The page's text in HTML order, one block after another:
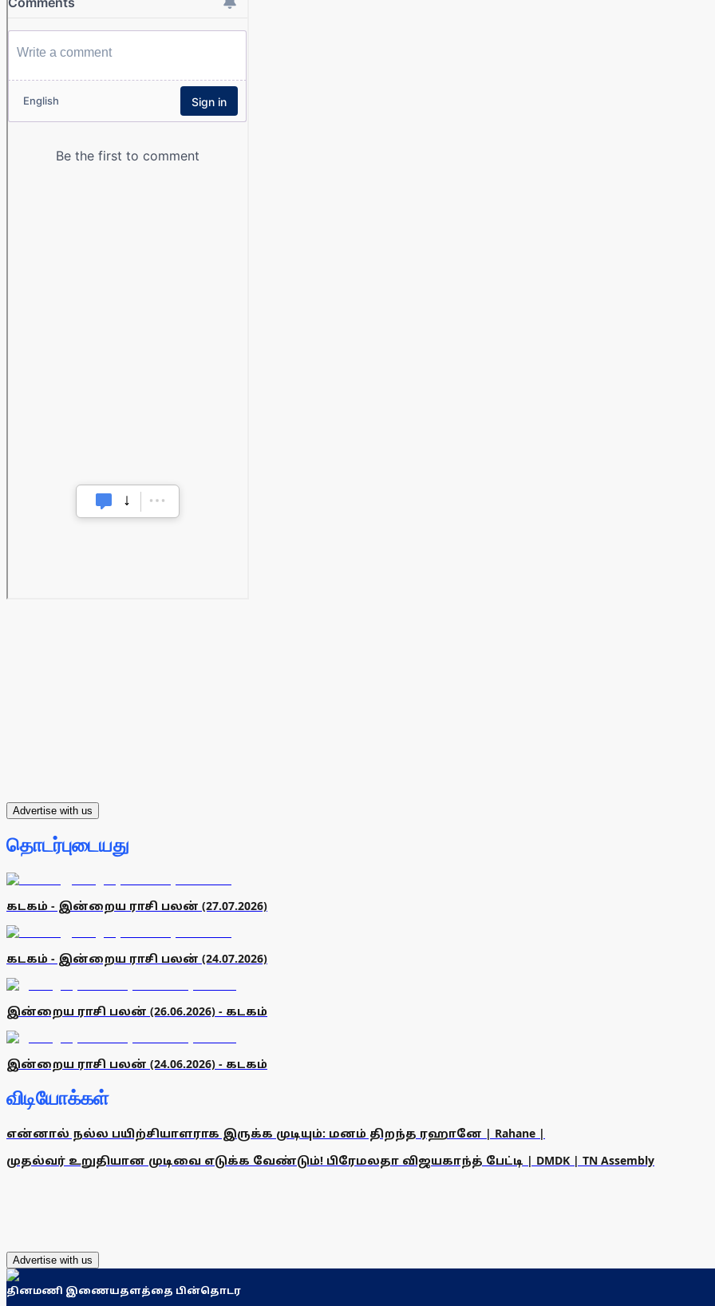
Advertise with us
தொடர்புடையது
கடகம் - இன்றைய ராசி பலன் (27.07.2026)
கடகம் - இன்றைய ராசி பலன் (24.07.2026)
இன்றைய ராசி பலன் (26.06.2026) - கடகம்
இன்றைய ராசி பலன் (24.06.2026) - கடகம்
விடியோக்கள்
என்னால் நல்ல பயிற்சியாளராக இருக்க முடியும்: மனம் திறந்த ரஹானே | Rahane |
முதல்வர் உறுதியான முடிவை எடுக்க வேண்டும்! பிரேமலதா விஜயகாந்த் பேட்டி | DMDK | TN Assembly
Advertise with us
தினமணி இணையதளத்தை பின்தொடர